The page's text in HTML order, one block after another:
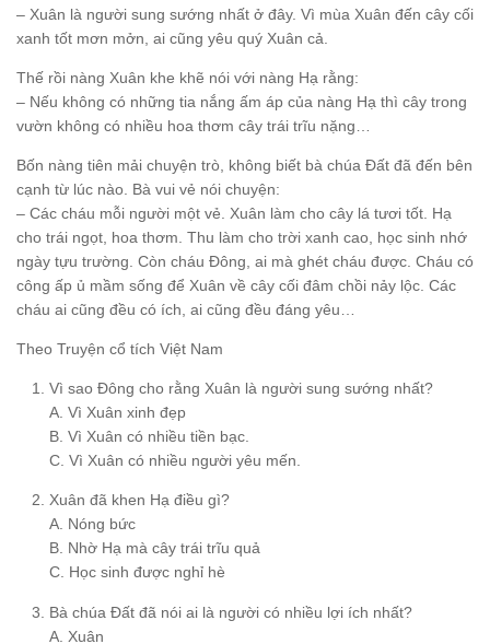
– Xuân là người sung sướng nhất ở đây. Vì mùa Xuân đến cây cối
xanh tốt mơn mởn, ai cũng yêu quý Xuân cả.
Thế rồi nàng Xuân khe khẽ nói với nàng Hạ rằng:
– Nếu không có những tia nắng ấm áp của nàng Hạ thì cây trong
vườn không có nhiều hoa thơm cây trái trĩu nặng…
Bốn nàng tiên mải chuyện trò, không biết bà chúa Đất đã đến bên
cạnh từ lúc nào. Bà vui vẻ nói chuyện:
– Các cháu mỗi người một vẻ. Xuân làm cho cây lá tươi tốt. Hạ
cho trái ngọt, hoa thơm. Thu làm cho trời xanh cao, học sinh nhớ
ngày tựu trường. Còn cháu Đông, ai mà ghét cháu được. Cháu có
công ấp ủ mầm sống để Xuân về cây cối đâm chồi nảy lộc. Các
cháu ai cũng đều có ích, ai cũng đều đáng yêu…
Theo Truyện cổ tích Việt Nam
Vì sao Đông cho rằng Xuân là người sung sướng nhất?
A. Vì Xuân xinh đẹp
B. Vì Xuân có nhiều tiền bạc.
C. Vì Xuân có nhiều người yêu mến.
Xuân đã khen Hạ điều gì?
A. Nóng bức
B. Nhờ Hạ mà cây trái trĩu quả
C. Học sinh được nghỉ hè
Bà chúa Đất đã nói ai là người có nhiều lợi ích nhất?
A. Xuân